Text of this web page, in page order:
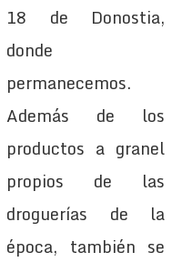
18 de Donostia,
donde
permanecemos.
Además de los
productos a granel
propios de las
droguerías de la
época, también se